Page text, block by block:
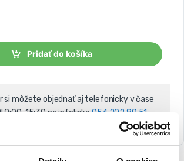
Pridať do košíka
si môžete objednať aj telefonicky v čase
9:00-15:30 na infolinke054 202 89 51